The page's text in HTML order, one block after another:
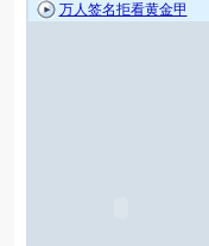
万人签名拒看黄金甲